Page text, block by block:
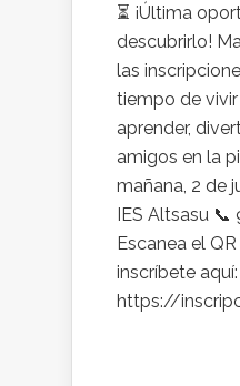
⏳ ¡Última
descubrirlo!
las
tiempo de vivir
aprender,
amigos en la
mañana, 2 de
IES Altsasu 📞
Escanea el
inscríbete aquí:
https://